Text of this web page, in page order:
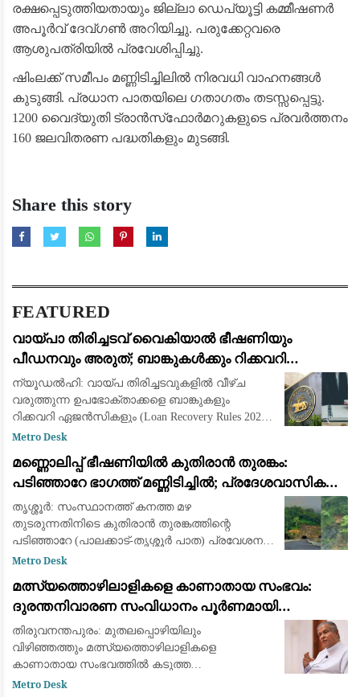
രക്ഷപ്പെടുത്തിയതായും ജില്ലാ ഡെപ്യൂട്ടി കമ്മീഷണർ
അപൂർവ് ദേവ്ഗൺ അറിയിച്ചു. പരുക്കേറ്റവരെ
ആശുപത്രിയിൽ പ്രവേശിപ്പിച്ചു.
ഷിംലക്ക് സമീപം മണ്ണിടിച്ചിലിൽ നിരവധി വാഹനങ്ങൾ
കുടുങ്ങി. പ്രധാന പാതയിലെ ഗതാഗതം തടസ്സപ്പെട്ടു.
1200 വൈദ്യുതി ട്രാൻസ്‌ഫോർമറുകളുടെ പ്രവർത്തനം
160 ജലവിതരണ പദ്ധതികളും മുടങ്ങി.
Share this story
FEATURED
വായ്പാ തിരിച്ചടവ് വൈകിയാൽ ഭീഷണിയും
പീഡനവും അരുത്; ബാങ്കുകൾക്കും റിക്കവറി
ഏജൻസികൾക്കും കർശന നിയന്ത്രണങ്ങളുമായി
ആർ.ബി.ഐ
ന്യൂഡൽഹി: വായ്പ തിരിച്ചടവുകളിൽ വീഴ്ച
വരുത്തുന്ന ഉപഭോക്താക്കളെ ബാങ്കുകളും
റിക്കവറി ഏജൻസികളും (Loan Recovery Rules 2026)
മാനസികമായി പീഡിപ്പിക്കുന്നതും
മാർഗ്ഗനിർദ്
Metro Desk
മണ്ണൊലിപ്പ് ഭീഷണിയിൽ കുതിരാൻ തുരങ്കം:
പടിഞ്ഞാറേ ഭാഗത്ത് മണ്ണിടിച്ചിൽ; പ്രദേശവാസികളും
യാത്രക്കാരും ആശങ്കയിൽ
തൃശ്ശൂർ: സംസ്ഥാനത്ത് കനത്ത മഴ
തുടരുന്നതിനിടെ കുതിരാൻ തുരങ്കത്തിന്റെ
പടിഞ്ഞാറേ (പാലക്കാട്-തൃശ്ശൂർ പാത) പ്രവേശന
കവാടത്തിന് സമീപം ശക്തമായ മണ്ണിടിച്ചിൽ.
മുകളിലെ മ
Metro Desk
മത്സ്യത്തൊഴിലാളികളെ കാണാതായ സംഭവം:
ദുരന്തനിവാരണ സംവിധാനം പൂർണമായി
പരാജയപ്പെട്ടു; കടുത്ത വിമർശനവുമായി ഫാ. യൂജിൻ
പെരേര
തിരുവനന്തപുരം: മുതലപ്പൊഴിയിലും
വിഴിഞ്ഞത്തും മത്സ്യത്തൊഴിലാളികളെ
കാണാതായ സംഭവത്തില്‍ കടുത്ത
വിമര്‍ശനവുമായി ലത്തീന്‍ സഭ വികാരി ജനറല്‍
Metro Desk